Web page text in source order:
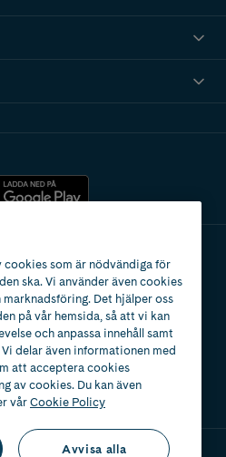
cookies som är nödvändiga för
ska. Vi använder även cookies
Det hjälper oss
på vår hemsida, så att vi kan
och anpassa innehåll samt
delar även informationen med
att acceptera cookies
av cookies. Du kan även
vårCookie Policy
Avvisa alla